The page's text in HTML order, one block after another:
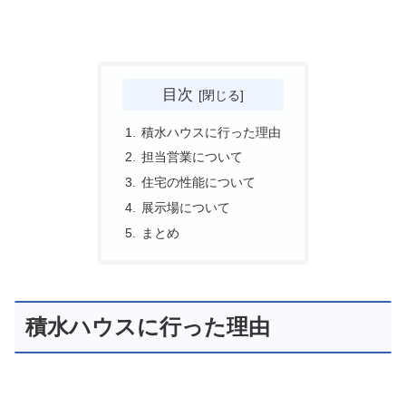
目次
積水ハウスに行った理由
担当営業について
住宅の性能について
展示場について
まとめ
積水ハウスに行った理由